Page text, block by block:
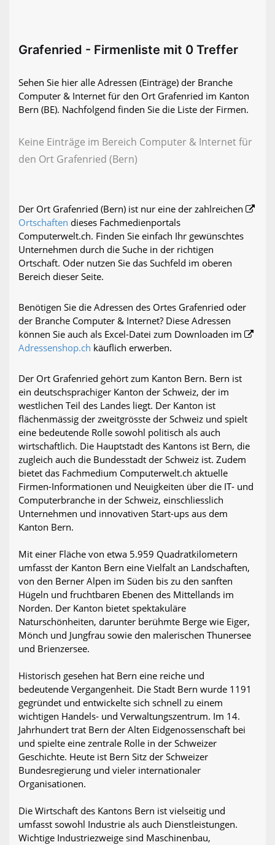
Grafenried - Firmenliste mit 0 Treffer
Sehen Sie hier alle Adressen (Einträge) der Branche
Computer & Internet für den Ort Grafenried im Kanton
Bern (BE). Nachfolgend finden Sie die Liste der Firmen.
Keine Einträge im Bereich Computer & Internet für
den Ort Grafenried (Bern)
Der Ort Grafenried (Bern) ist nur eine der zahlreichen
Ortschaften dieses Fachmedienportals
Computerwelt.ch. Finden Sie einfach Ihr gewünschtes
Unternehmen durch die Suche in der richtigen
Ortschaft. Oder nutzen Sie das Suchfeld im oberen
Bereich dieser Seite.
Benötigen Sie die Adressen des Ortes Grafenried oder
der Branche Computer & Internet? Diese Adressen
können Sie auch als Excel-Datei zum Downloaden im
Adressenshop.ch käuflich erwerben.
Der Ort Grafenried gehört zum Kanton Bern. Bern ist
ein deutschsprachiger Kanton der Schweiz, der im
westlichen Teil des Landes liegt. Der Kanton ist
flächenmässig der zweitgrösste der Schweiz und spielt
eine bedeutende Rolle sowohl politisch als auch
wirtschaftlich. Die Hauptstadt des Kantons ist Bern, die
zugleich auch die Bundesstadt der Schweiz ist. Zudem
bietet das Fachmedium Computerwelt.ch aktuelle
Firmen-Informationen und Neuigkeiten über die IT- und
Computerbranche in der Schweiz, einschliesslich
Unternehmen und innovativen Start-ups aus dem
Kanton Bern.
Mit einer Fläche von etwa 5.959 Quadratkilometern
umfasst der Kanton Bern eine Vielfalt an Landschaften,
von den Berner Alpen im Süden bis zu den sanften
Hügeln und fruchtbaren Ebenen des Mittellands im
Norden. Der Kanton bietet spektakuläre
Naturschönheiten, darunter berühmte Berge wie Eiger,
Mönch und Jungfrau sowie den malerischen Thunersee
und Brienzersee.
Historisch gesehen hat Bern eine reiche und
bedeutende Vergangenheit. Die Stadt Bern wurde 1191
gegründet und entwickelte sich schnell zu einem
wichtigen Handels- und Verwaltungszentrum. Im 14.
Jahrhundert trat Bern der Alten Eidgenossenschaft bei
und spielte eine zentrale Rolle in der Schweizer
Geschichte. Heute ist Bern Sitz der Schweizer
Bundesregierung und vieler internationaler
Organisationen.
Die Wirtschaft des Kantons Bern ist vielseitig und
umfasst sowohl Industrie als auch Dienstleistungen.
Wichtige Industriezweige sind Maschinenbau,